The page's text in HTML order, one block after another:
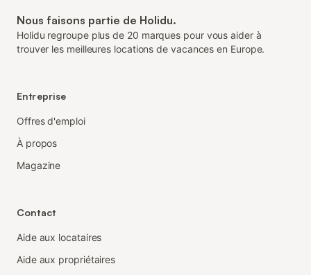
Nous faisons partie de Holidu.
Holidu regroupe plus de 20 marques pour vous aider à
trouver les meilleures locations de vacances en Europe.
Entreprise
Offres d'emploi
À propos
Magazine
Contact
Aide aux locataires
Aide aux propriétaires